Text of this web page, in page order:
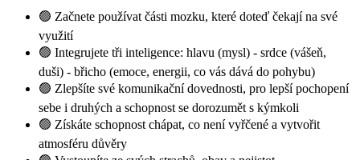
🟢 Začnete používat části mozku, které doteď čekají na své
využití
🟢 Integrujete tři inteligence: hlavu (mysl) - srdce (vášeň,
duši) - břicho (emoce, energii, co vás dává do pohybu)
🟢 Zlepšíte své komunikační dovednosti, pro lepší pochopení
sebe i druhých a schopnost se dorozumět s kýmkoli
🟢 Získáte schopnost chápat, co není vyřčené a vytvořit
atmosféru důvěry